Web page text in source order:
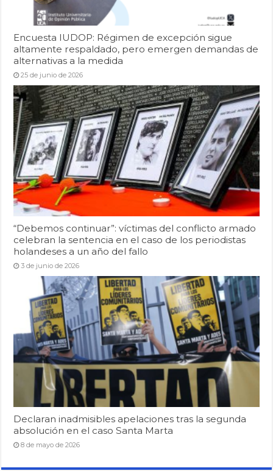
Encuesta IUDOP: Régimen de excepción sigue
altamente respaldado, pero emergen demandas de
alternativas a la medida
25 de junio de 2026
“Debemos continuar”: víctimas del conflicto armado
celebran la sentencia en el caso de los periodistas
holandeses a un año del fallo
3 de junio de 2026
Declaran inadmisibles apelaciones tras la segunda
absolución en el caso Santa Marta
8 de mayo de 2026